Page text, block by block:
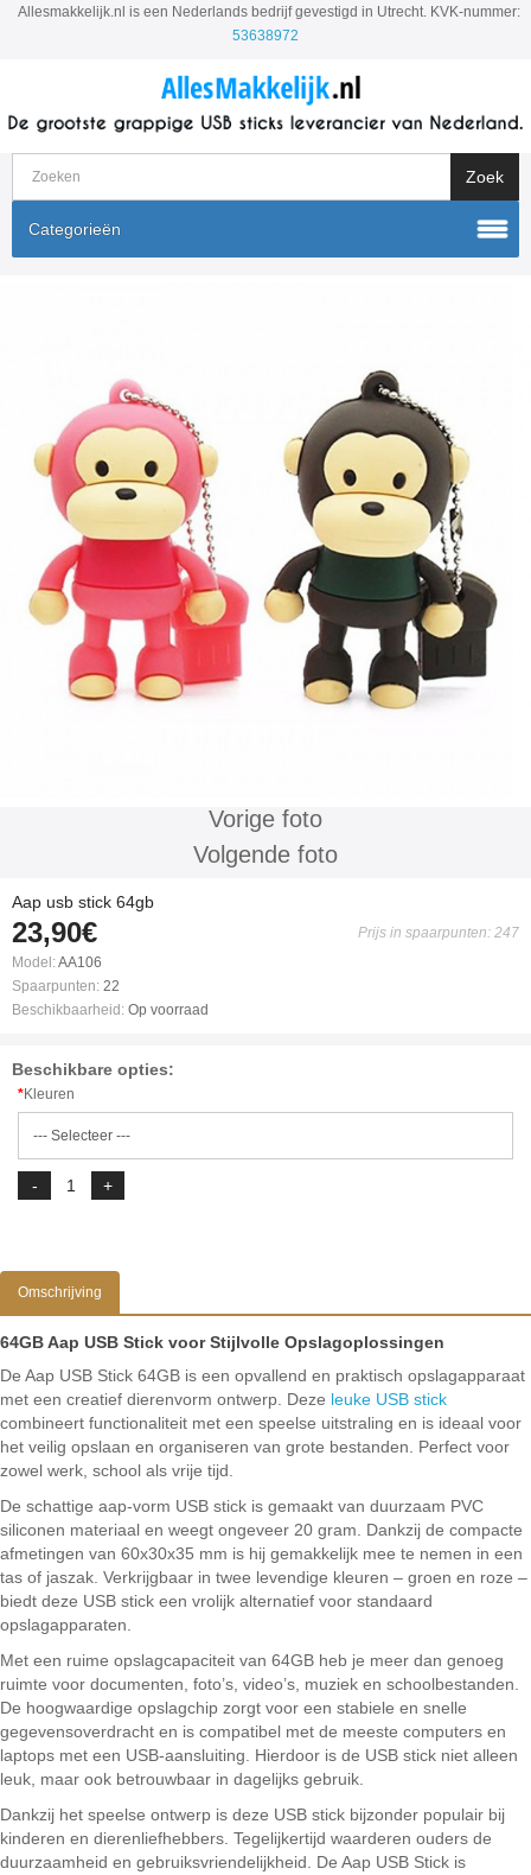
Allesmakkelijk.nl is een Nederlands bedrijf gevestigd in Utrecht. KVK-nummer:
53638972
Categorieën
Vorige foto
Volgende foto
Aap usb stick 64gb
23,90€
Prijs in spaarpunten: 247
Model:AA106
Spaarpunten: 22
Beschikbaarheid: Op voorraad
Beschikbare opties:
Kleuren
Omschrijving
64GB Aap USB Stick voor Stijlvolle Opslagoplossingen
De Aap USB Stick 64GB is een opvallend en praktisch opslagapparaat
met een creatief dierenvorm ontwerp. Deze leuke USB stick
combineert functionaliteit met een speelse uitstraling en is ideaal voor
het veilig opslaan en organiseren van grote bestanden. Perfect voor
zowel werk, school als vrije tijd.
De schattige aap-vorm USB stick is gemaakt van duurzaam PVC
siliconen materiaal en weegt ongeveer 20 gram. Dankzij de compacte
afmetingen van 60x30x35 mm is hij gemakkelijk mee te nemen in een
tas of jaszak. Verkrijgbaar in twee levendige kleuren – groen en roze –
biedt deze USB stick een vrolijk alternatief voor standaard
opslagapparaten.
Met een ruime opslagcapaciteit van 64GB heb je meer dan genoeg
ruimte voor documenten, foto’s, video’s, muziek en schoolbestanden.
De hoogwaardige opslagchip zorgt voor een stabiele en snelle
gegevensoverdracht en is compatibel met de meeste computers en
laptops met een USB-aansluiting. Hierdoor is de USB stick niet alleen
leuk, maar ook betrouwbaar in dagelijks gebruik.
Dankzij het speelse ontwerp is deze USB stick bijzonder populair bij
kinderen en dierenliefhebbers. Tegelijkertijd waarderen ouders de
duurzaamheid en gebruiksvriendelijkheid. De Aap USB Stick is